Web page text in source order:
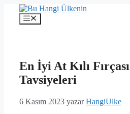
İçeriğe
Menü
En İyi At Kılı Fırçası
Tavsiyeleri
6 Kasım 2023 yazarHangiUlke